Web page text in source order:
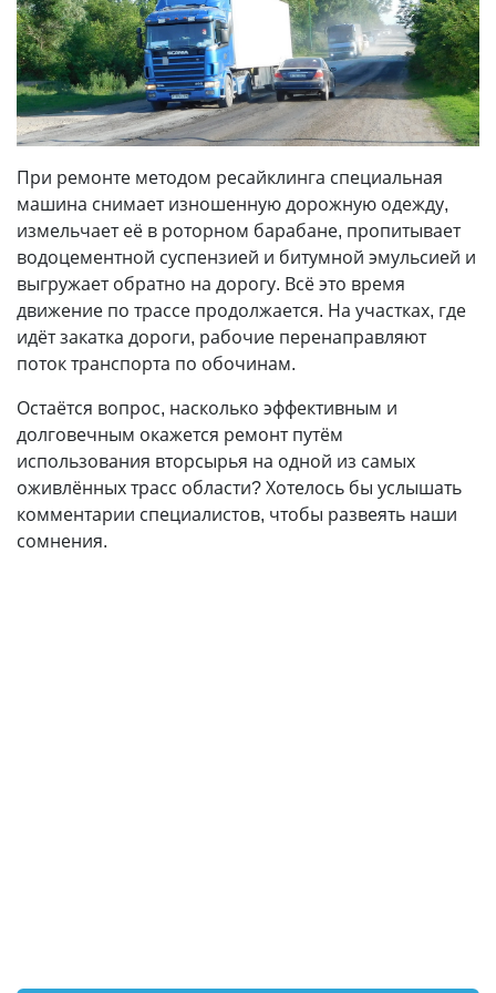
При ремонте методом ресайклинга специальная
машина снимает изношенную дорожную одежду,
измельчает её в роторном барабане, пропитывает
водоцементной суспензией и битумной эмульсией и
выгружает обратно на дорогу. Всё это время
движение по трассе продолжается. На участках, где
идёт закатка дороги, рабочие перенаправляют
поток транспорта по обочинам.
Остаётся вопрос, насколько эффективным и
долговечным окажется ремонт путём
использования вторсырья на одной из самых
оживлённых трасс области? Хотелось бы услышать
комментарии специалистов, чтобы развеять наши
сомнения.